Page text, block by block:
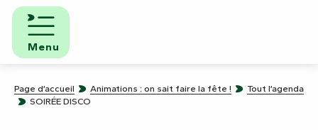
Aller
contenu
principal
Menu
Page d’accueil Animations : on sait faire la fête !
Tout l’agenda
SOIRÉE DISCO